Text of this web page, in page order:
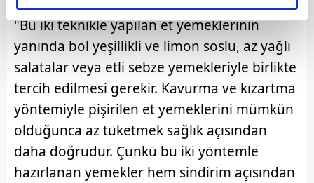
elimizden gelen çabayı gösterdiğimizi ve bu noktada,
reklamların maliyetlerimizi karşılamak noktasında tek gelir
kalemimiz olduğunu sizlere hatırlatmak isteriz.
Her halükârda, kullanıcılar, bu çerezlere izin vermedikleri
takdirde, kullanıcılara hedefli reklamlar
gösterilmeyecektir."
Sizlere daha iyi bir hizmet sunabilmek için İnternet
Sitemizde kendimize ve üçüncü kişilere ait çerezler
kullanılmaktadır. Bu çerezler vasıtasıyla çeşitli kişisel
"Bu iki teknikle yapılan et yemeklerinin
yanında bol yeşillikli ve limon soslu, az yağlı
salatalar veya etli sebze yemekleriyle birlikte
tercih edilmesi gerekir. Kavurma ve kızartma
yöntemiyle pişirilen et yemeklerini mümkün
olduğunca az tüketmek sağlık açısından
daha doğrudur. Çünkü bu iki yöntemle
hazırlanan yemekler hem sindirim açısından